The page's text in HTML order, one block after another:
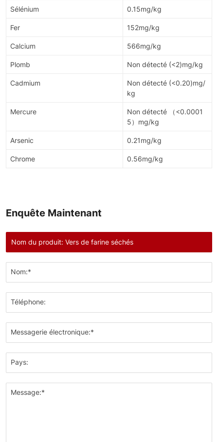
Sélénium
0.15mg/kg
Fer
152mg/kg
Calcium
566mg/kg
Plomb
Non détecté (<2)mg/kg
Cadmium
Non détecté (<0.20)mg/
kg
Mercure
Non détecté （<0.0001
5）mg/kg
Arsenic
0.21mg/kg
Chrome
0.56mg/kg
Enquête Maintenant
Nom:*
Téléphone:
Messagerie électronique:*
Pays:
Message:*